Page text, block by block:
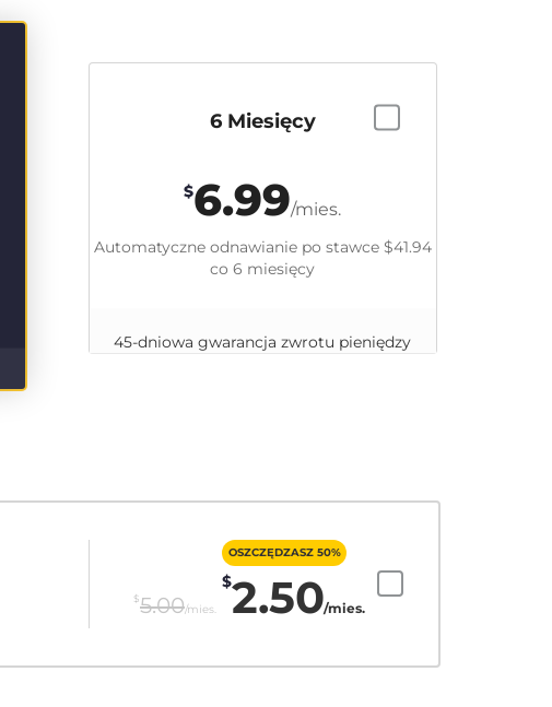
6 Miesięcy
$6.99/mies.
Automatyczne odnawianie po stawce $41.94
co 6 miesięcy
45-dniowa gwarancja zwrotu pieniędzy
$5.00/mies.
OSZCZĘDZASZ 50%
$2.50/mies.